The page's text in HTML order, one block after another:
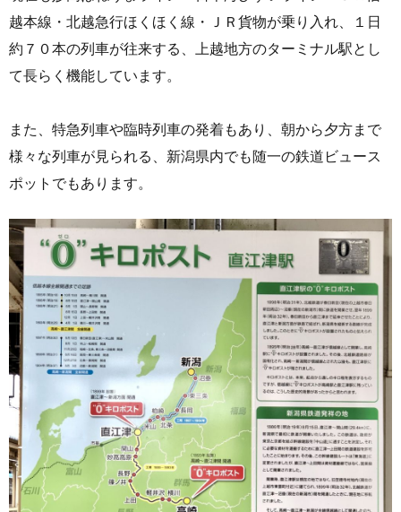
越本線・北越急行ほくほく線・ＪＲ貨物が乗り入れ、１日
約７０本の列車が往来する、上越地方のターミナル駅とし
て長らく機能しています。
また、特急列車や臨時列車の発着もあり、朝から夕方まで
様々な列車が見られる、新潟県内でも随一の鉄道ビュース
ポットでもあります。